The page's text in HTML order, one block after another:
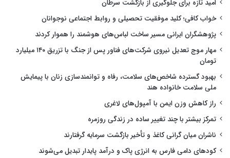
امید تازه برای جلوگیری از بازگشت سرطان
خواب کافی؛ کلید موفقیت تحصیلی و روابط اجتماعی نوجوانان
پژوهشگران ایرانی مسیر ساخت لباس‌های هوشمند را هموار کردند
مهار موج تعدیل نیروی شرکت‌های فناور پس از جنگ با تزریق ۱۴۰ میلیارد
تومان
بهبود گسترده شاخص‌های سلامت، رفاه و توانمندسازی زنان با پیمایش
ملی سلامت خانواده هند
راز کاهش وزن ایمن با آمپول‌های لاغری
تمرکز بیشتر با چند تغییر ساده در زندگی روزمره
ناشران میان گرانی کاغذ و تأخیر بازگشت سرمایه گرفتارند
کودهای دامی فارس به انرژی پاک و درآمد پایدار تبدیل می‌شوند